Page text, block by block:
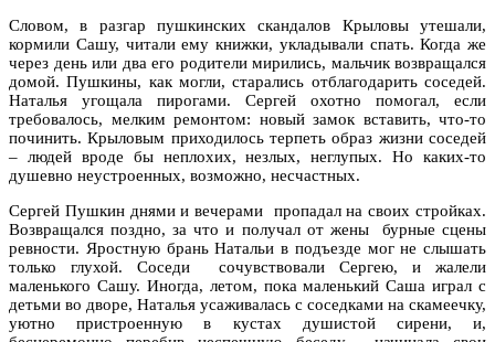
Словом, в разгар пушкинских скандалов Крыловы утешали,
кормили Сашу, читали ему книжки, укладывали спать. Когда же
через день или два его родители мирились, мальчик возвращался
домой. Пушкины, как могли, старались отблагодарить соседей.
Наталья угощала пирогами. Сергей охотно помогал, если
требовалось, мелким ремонтом: новый замок вставить, что-то
починить. Крыловым приходилось терпеть образ жизни соседей
– людей вроде бы неплохих, незлых, неглупых. Но каких-то
душевно неустроенных, возможно, несчастных.
Сергей Пушкин днями и вечерами пропадал на своих стройках.
Возвращался поздно, за что и получал от жены бурные сцены
ревности. Яростную брань Натальи в подъезде мог не слышать
только глухой. Соседи сочувствовали Сергею, и жалели
маленького Сашу. Иногда, летом, пока маленький Саша играл с
детьми во дворе, Наталья усаживалась с соседками на скамеечку,
уютно пристроенную в кустах душистой сирени, и,